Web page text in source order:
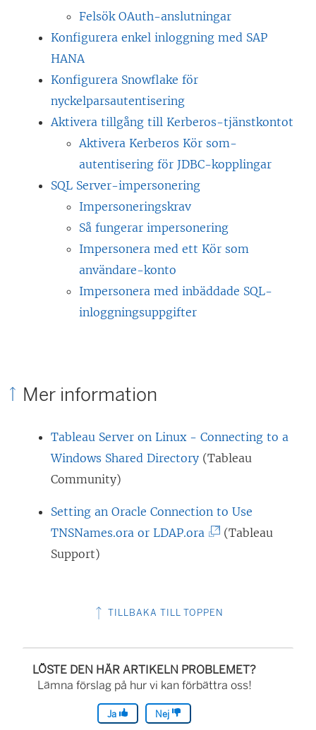
Felsök OAuth-anslutningar
Konfigurera enkel inloggning med SAP
HANA
Konfigurera Snowflake för
nyckelparsautentisering
Aktivera tillgång till Kerberos-tjänstkontot
Aktivera Kerberos Kör som-
autentisering för JDBC-kopplingar
SQL Server-impersonering
Impersoneringskrav
Så fungerar impersonering
Impersonera med ett Kör som
användare-konto
Impersonera med inbäddade SQL-
inloggningsuppgifter
Mer information
Tableau Server on Linux - Connecting to a
Windows Shared Directory (Tableau
Community)
Setting an Oracle Connection to Use
TNSNames.ora or LDAP.ora
k
ö
(Tableau
Support)
TILLBAKA TILL TOPPEN
LÖSTE DEN HÄR ARTIKELN PROBLEMET?
Lämna förslag på hur vi kan förbättra oss!
Ja Nej